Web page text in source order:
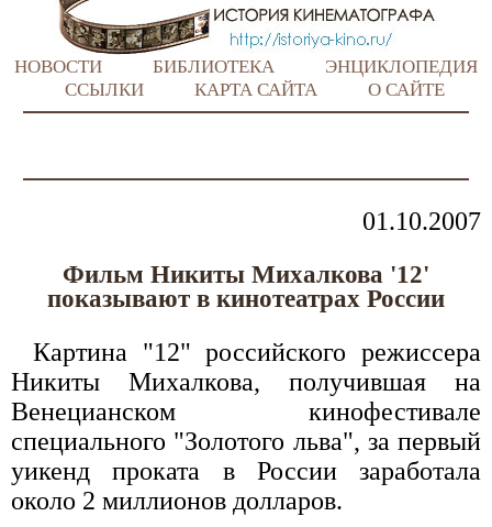
НОВОСТИ БИБЛИОТЕКА
ЭНЦИКЛОПЕДИЯ
ССЫЛКИ
КАРТА САЙТА О САЙТЕ
01.10.2007
Фильм Никиты Михалкова '12'
показывают в кинотеатрах России
Картина "12" российского режиссера
Никиты Михалкова, получившая на
Венецианском кинофестивале
специального "Золотого льва", за первый
уикенд проката в России заработала
около 2 миллионов долларов.